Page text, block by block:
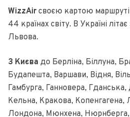
WizzAir своєю картою
44 країнах світу. В Україні
Львова.
З Києва до Берліна, Біллуна,
Будапешта, Варшави, Відня,
Гамбурга, Ганновера,
Кельна, Кракова, Копенгагена,
Лондона, Мюнхена, Нюрнберга,